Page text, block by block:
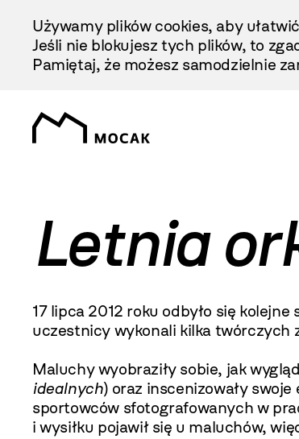
Treści
Używamy plików cookies, aby
Jeśli nie blokujesz tych plików, to
Pamiętaj, że możesz samodzielnie
Letnia
17 lipca 2012 roku odbyło się
uczestnicy wykonali kilka twórczych
Maluchy wyobraziły sobie, jak
idealnych) oraz inscenizowały
sportowców sfotografowanych w
i wysiłku pojawił się u maluchów,